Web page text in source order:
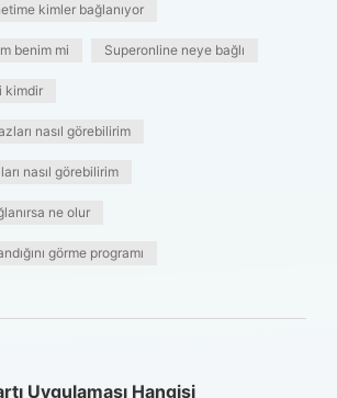
kimler bağlanıyor
benim mi Superonline neye bağlı
kimdir
nasıl görebilirim
nasıl görebilirim
ne olur
görme programı
Uygulaması Hangisi